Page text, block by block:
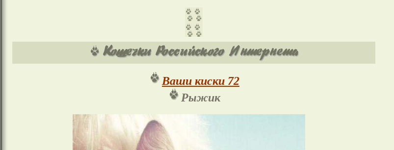
Ваши киски 72
Рыжик